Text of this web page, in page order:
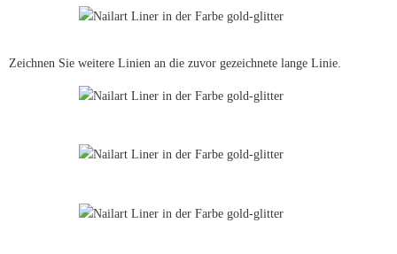
Zeichnen Sie weitere Linien an die zuvor gezeichnete lange Linie.